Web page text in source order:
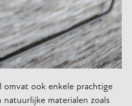
ook enkele prachtige
materialen zoals